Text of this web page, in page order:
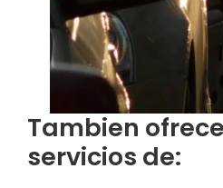
Tambien
servicios de: